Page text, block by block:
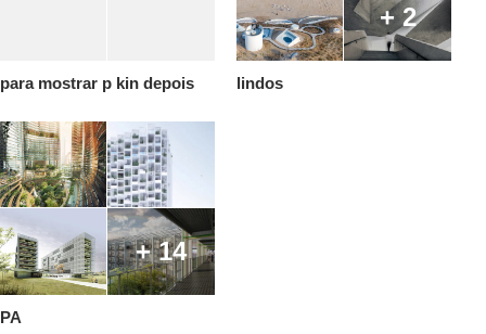
para mostrar p kin depois
+ 2
lindos
+ 14
PA